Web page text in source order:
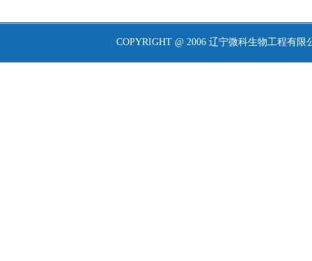
COPYRIGHT @ 2006 辽宁微科生物工程有